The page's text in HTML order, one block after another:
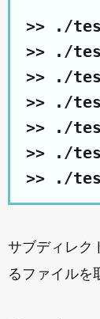
>> ./
>> ./
>> ./
>> ./
>> ./
>> ./
>> ./
サブディレク
るファイルを